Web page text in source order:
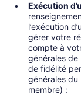
Exécution
l’exécution
gérer votre
compte à
générales de
de fidélité
générales
membre) :